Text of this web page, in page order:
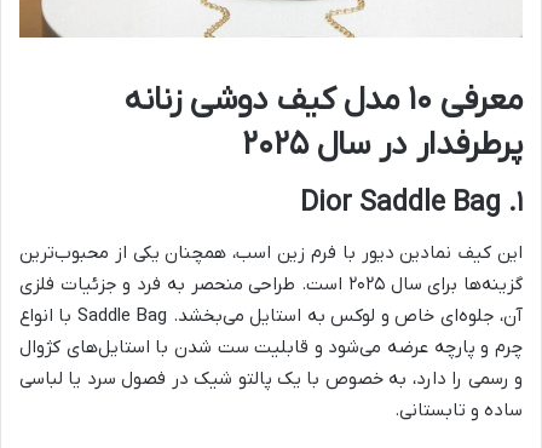
معرفی ۱۰ مدل کیف دوشی زنانه
پرطرفدار در سال ۲۰۲۵
۱. Dior Saddle Bag
این کیف نمادین دیور با فرم زین اسب، همچنان یکی از محبوب‌ترین
گزینه‌ها برای سال ۲۰۲۵ است. طراحی منحصر به فرد و جزئیات فلزی
آن، جلوه‌ای خاص و لوکس به استایل می‌بخشد. Saddle Bag با انواع
چرم و پارچه عرضه می‌شود و قابلیت ست شدن با استایل‌های کژوال
و رسمی را دارد، به خصوص با یک پالتو شیک در فصول سرد یا لباسی
ساده و تابستانی.